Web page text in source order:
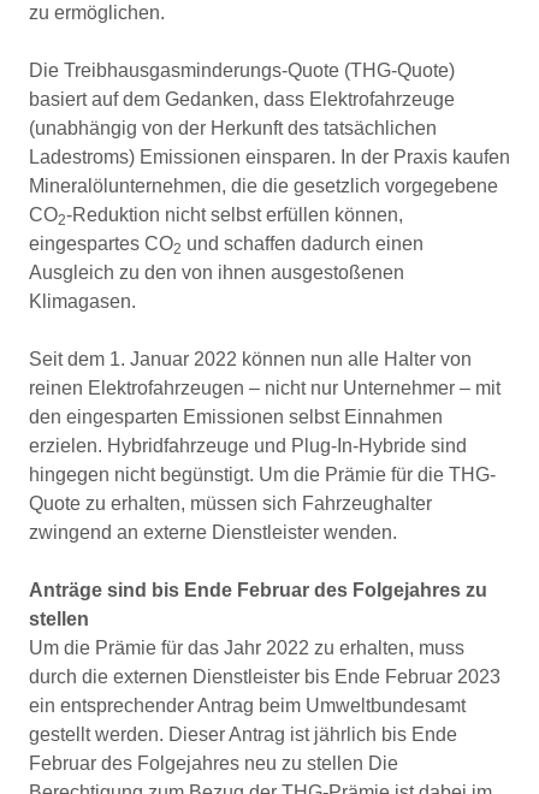
zu ermöglichen.
Die Treibhausgasminderungs-Quote (THG-Quote)
basiert auf dem Gedanken, dass Elektrofahrzeuge
(unabhängig von der Herkunft des tatsächlichen
Ladestroms) Emissionen einsparen. In der Praxis kaufen
Mineralölunternehmen, die die gesetzlich vorgegebene
CO2-Reduktion nicht selbst erfüllen können,
eingespartes CO2 und schaffen dadurch einen
Ausgleich zu den von ihnen ausgestoßenen
Klimagasen.
Seit dem 1. Januar 2022 können nun alle Halter von
reinen Elektrofahrzeugen – nicht nur Unternehmer – mit
den eingesparten Emissionen selbst Einnahmen
erzielen. Hybridfahrzeuge und Plug-In-Hybride sind
hingegen nicht begünstigt. Um die Prämie für die THG-
Quote zu erhalten, müssen sich Fahrzeughalter
zwingend an externe Dienstleister wenden.
Anträge sind bis Ende Februar des Folgejahres zu
stellen
Um die Prämie für das Jahr 2022 zu erhalten, muss
durch die externen Dienstleister bis Ende Februar 2023
ein entsprechender Antrag beim Umweltbundesamt
gestellt werden. Dieser Antrag ist jährlich bis Ende
Februar des Folgejahres neu zu stellen Die